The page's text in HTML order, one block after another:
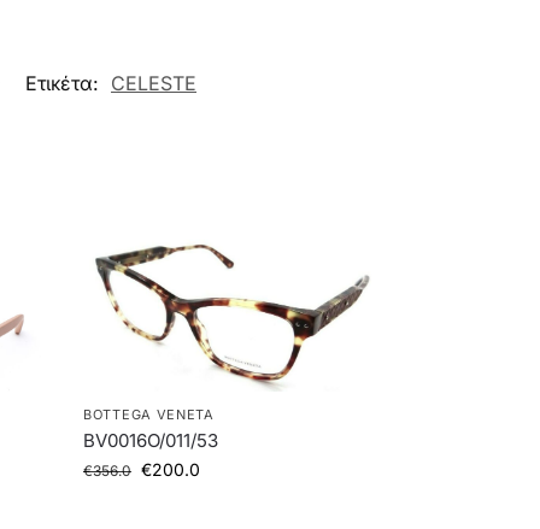
Ετικέτα: CELESTE
BOTTEGA VENETA
BV0016O/011/53
€356.0 €200.0